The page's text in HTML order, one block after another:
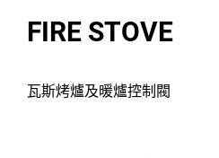
FIRE STOVE
瓦斯烤爐及暖爐控制閥